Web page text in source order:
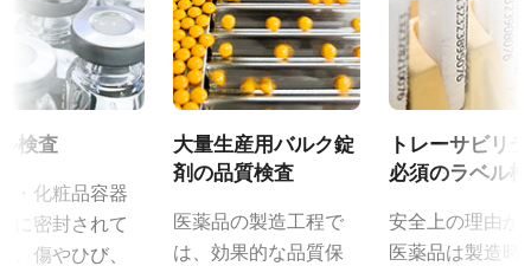
検査
・化粧品容器
に密封されて
、傷やひび、
大量生産用バルク錠
剤の品質検査
医薬品の製造工程で
は、効果的な品質保
トレーサビリ
必須のラベル
安全上の理由か
医薬品は製造時